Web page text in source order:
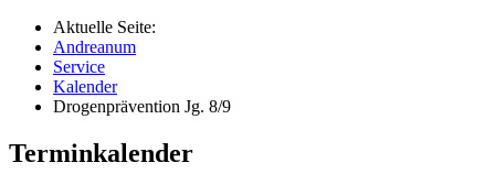
Aktuelle Seite:
Andreanum
Service
Kalender
Drogenprävention Jg. 8/9
Terminkalender